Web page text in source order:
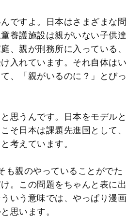
ですよ。日本はさまざまな問
養護施設は親がいない子供達
、親が刑務所に入っている、
入れています。それ自体はい
、「親がいるのに？」とびっ
思うんです。日本をモデルと
そ日本は課題先進国として、
考えています。
も親のやっていることがでた
。この問題をちゃんと表に出
いう意味では、やっぱり漫画
思います。